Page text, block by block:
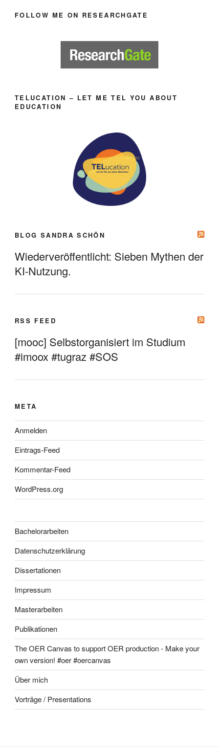
FOLLOW ME ON RESEARCHGATE
TELUCATION – LET ME TEL YOU ABOUT
EDUCATION
BLOG SANDRA SCHÖN
Wiederveröffentlicht: Sieben Mythen der
KI-Nutzung.
RSS FEED
[mooc] Selbstorganisiert im Studium
#imoox #tugraz #SOS
META
Anmelden
Eintrags-Feed
Kommentar-Feed
WordPress.org
Bachelorarbeiten
Datenschutzerklärung
Dissertationen
Impressum
Masterarbeiten
Publikationen
The OER Canvas to support OER production - Make your
own version! #oer #oercanvas
Über mich
Vorträge / Presentations